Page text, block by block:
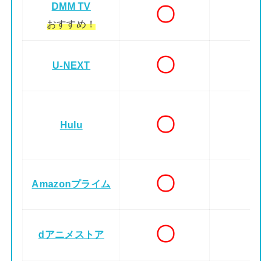
DMM TV
おすすめ！
〇
U-NEXT 〇
Hulu 〇
Amazonプライム 〇
dアニメストア 〇